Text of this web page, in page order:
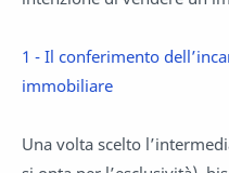
1 - Il conferimento
immobiliare
Una volta scelto